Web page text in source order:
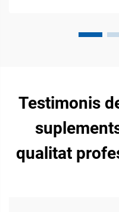
Testimonis
qualitat